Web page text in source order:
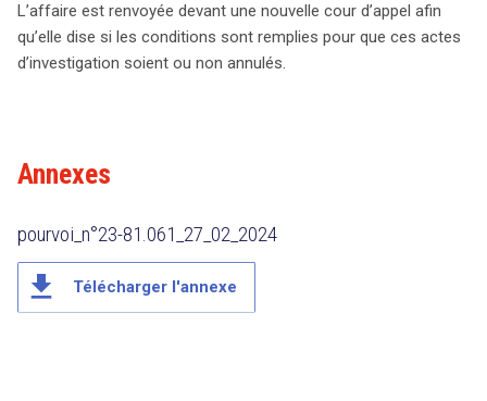
L’affaire est renvoyée devant une nouvelle cour d’appel afin
qu’elle dise si les conditions sont remplies pour que ces actes
d’investigation soient ou non annulés.
Annexes
pourvoi_n°23-81.061_27_02_2024
file_download Télécharger l'annexe